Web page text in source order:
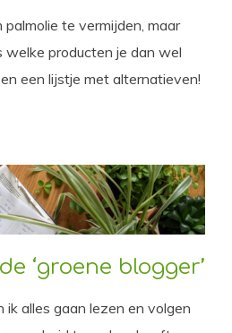
palmolie te vermijden, maar
producten je dan wel
een lijstje met alternatieven!
‘groene blogger’
ik alles gaan lezen en volgen